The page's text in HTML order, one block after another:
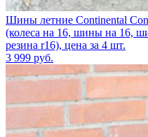
Шины летние Continental
(колеса на 16, шины на 16,
резина r16), цена за 4 шт.
3 999 руб.